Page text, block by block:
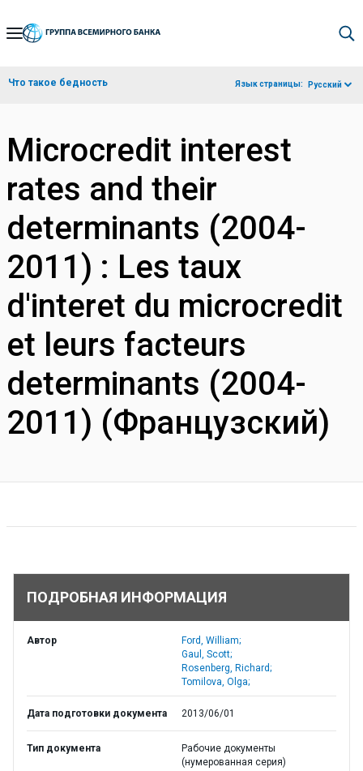
Skip
Navigation
Что такое бедность Язык страницы: Русский
Microcredit interest
rates and their
determinants (2004-
2011) : Les taux
d'interet du microcredit
et leurs facteurs
determinants (2004-
2011) (Французский)
ПОДРОБНАЯ ИНФОРМАЦИЯ
Автор
Ford, William;
Gaul, Scott;
Rosenberg, Richard;
Tomilova, Olga;
Дата подготовки документа 2013/06/01
Тип документа
Рабочие документы
(нумерованная серия)